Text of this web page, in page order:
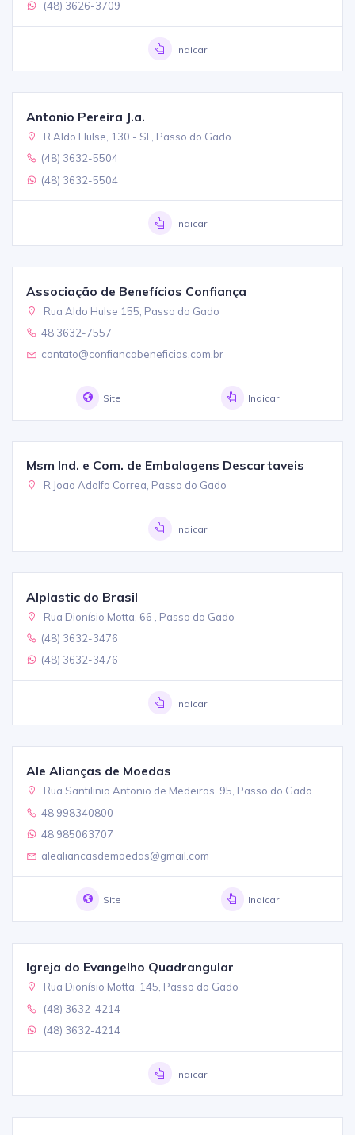
(48) 3626-3709
Indicar
Antonio Pereira J.a.
R Aldo Hulse, 130 - Sl , Passo do Gado
(48) 3632-5504
(48) 3632-5504
Indicar
Associação de Benefícios Confiança
Rua Aldo Hulse 155, Passo do Gado
48 3632-7557
contato@confiancabeneficios.com.br
Site Indicar
Msm Ind. e Com. de Embalagens Descartaveis
R Joao Adolfo Correa, Passo do Gado
Indicar
Alplastic do Brasil
Rua Dionísio Motta, 66 , Passo do Gado
(48) 3632-3476
(48) 3632-3476
Indicar
Ale Alianças de Moedas
Rua Santilinio Antonio de Medeiros, 95, Passo do Gado
48 998340800
48 985063707
alealiancasdemoedas@gmail.com
Site Indicar
Igreja do Evangelho Quadrangular
Rua Dionísio Motta, 145, Passo do Gado
(48) 3632-4214
(48) 3632-4214
Indicar